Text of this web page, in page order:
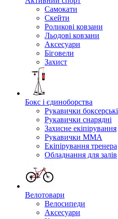
Самокати
Скейти
Роликові ковзани
Льодові ковзани
Аксесуари
Біговели
Захист
Бокс і єдиноборства
Рукавички боксерські
Рукавички снарядні
Захисне екіпірування
Рукавички ММА
Екіпірування тренера
Обладнання для залів
Велотовари
Велосипеди
Аксесуари